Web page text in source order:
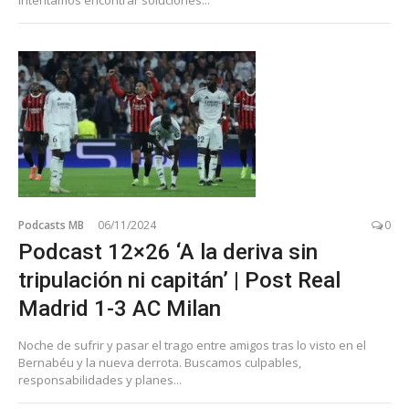
Podcasts MB 06/11/2024 0
Podcast 12×26 ‘A la deriva sin
tripulación ni capitán’ | Post Real
Madrid 1-3 AC Milan
Noche de sufrir y pasar el trago entre amigos tras lo visto en el
Bernabéu y la nueva derrota. Buscamos culpables,
responsabilidades y planes...